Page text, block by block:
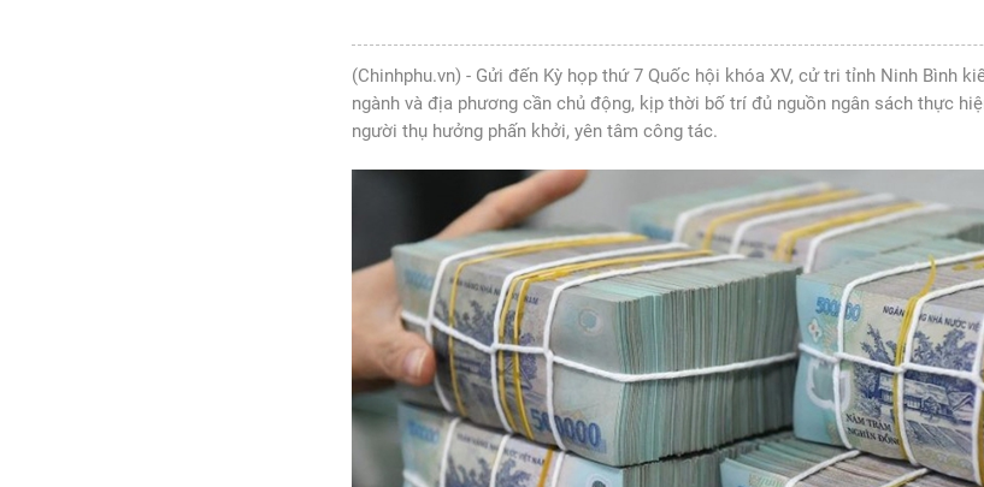
(Chinhphu.vn) - Gửi đến Kỳ họp thứ 7 Quốc hội khóa XV, cử tri tỉnh Ninh Bình
ngành và địa phương cần chủ động, kịp thời bố trí đủ nguồn ngân sách thực
người thụ hưởng phấn khởi, yên tâm công tác.